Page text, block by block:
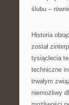
ślubu –
Historia
został
tysiąclecia
techniczne
trwałym
niemożliwy